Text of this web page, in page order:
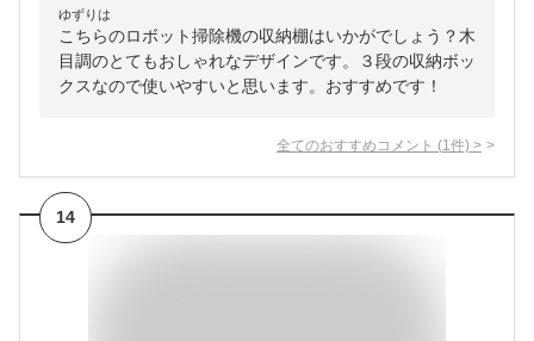
ゆずりは
こちらのロボット掃除機の収納棚はいかがでしょう？木
目調のとてもおしゃれなデザインです。３段の収納ボッ
クスなので使いやすいと思います。おすすめです！
全てのおすすめコメント (1 件) >
14